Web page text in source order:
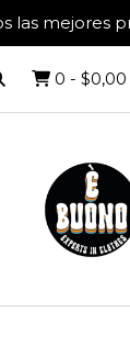
las mejores
0 - $0,00